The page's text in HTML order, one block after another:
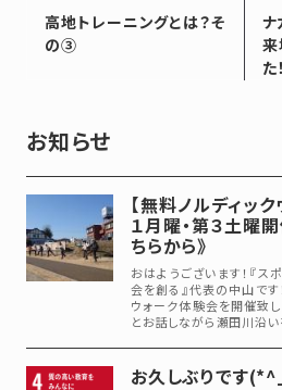
高地トレーニングとは？そ
の③
ナ
来
た！
お知らせ
【無料ノルディッ
１月曜・第３土曜
ちらから》
おはようございます！『
会を創る』代表の中山です
ウォーク体験会を開催致
とお話しながら瀬田川沿
お久しぶりです